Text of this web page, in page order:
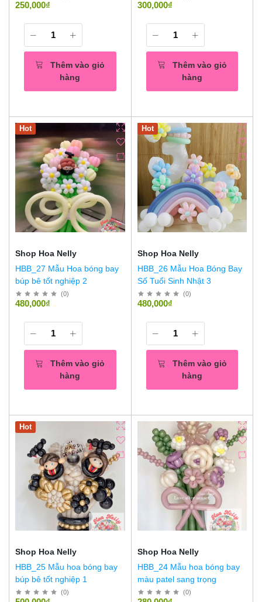
250,000₫
Thêm vào giỏ
hàng
300,000₫
Thêm vào giỏ
hàng
Hot
Shop Hoa Nelly
HBB_27 Mẫu Hoa bóng bay
búp bê tốt nghiệp 2
(0)
480,000₫
Thêm vào giỏ
hàng
Hot
Shop Hoa Nelly
HBB_26 Mẫu Hoa Bóng Bay
Số Tuổi Sinh Nhật 3
(0)
480,000₫
Thêm vào giỏ
hàng
Hot
Shop Hoa Nelly
HBB_25 Mẫu hoa bóng bay
búp bê tốt nghiệp 1
(0)
Shop Hoa Nelly
HBB_24 Mẫu hoa bóng bay
màu patel sang trọng
(0)